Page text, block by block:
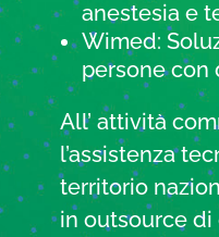
anestesia e
Wimed:
persone con
All’ attività
l’assistenza
territorio
in outsource